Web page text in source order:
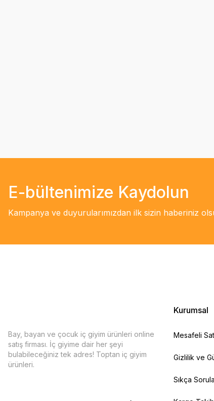
E-bültenimize Kaydolun
Kampanya ve duyurularımızdan ilk sizin haberiniz
Bay, bayan ve çocuk iç giyim ürünleri online
satış firması. İç giyime dair her şeyi
bulabileceğiniz tek adres! Toptan iç giyim
ürünleri.
Kurumsal
Mesafeli
Gizlilik ve
Sıkça